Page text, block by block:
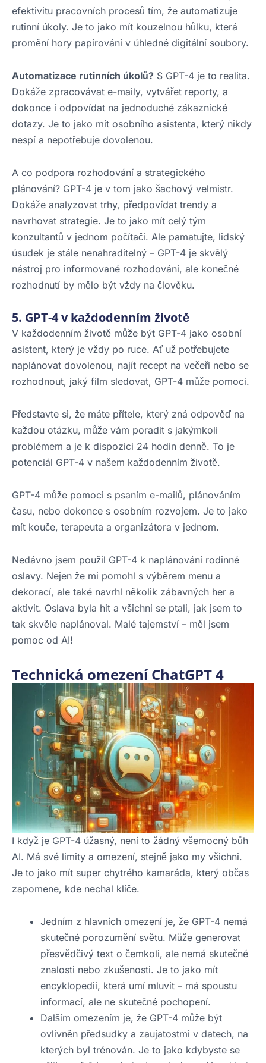
efektivitu pracovních procesů tím, že automatizuje
rutinní úkoly. Je to jako mít kouzelnou hůlku, která
promění hory papírování v úhledné digitální soubory.
Automatizace rutinních úkolů? S GPT-4 je to realita.
Dokáže zpracovávat e-maily, vytvářet reporty, a
dokonce i odpovídat na jednoduché zákaznické
dotazy. Je to jako mít osobního asistenta, který nikdy
nespí a nepotřebuje dovolenou.
A co podpora rozhodování a strategického
plánování? GPT-4 je v tom jako šachový velmistr.
Dokáže analyzovat trhy, předpovídat trendy a
navrhovat strategie. Je to jako mít celý tým
konzultantů v jednom počítači. Ale pamatujte, lidský
úsudek je stále nenahraditelný – GPT-4 je skvělý
nástroj pro informované rozhodování, ale konečné
rozhodnutí by mělo být vždy na člověku.
5. GPT-4 v každodenním životě
V každodenním životě může být GPT-4 jako osobní
asistent, který je vždy po ruce. Ať už potřebujete
naplánovat dovolenou, najít recept na večeři nebo se
rozhodnout, jaký film sledovat, GPT-4 může pomoci.
Představte si, že máte přítele, který zná odpověď na
každou otázku, může vám poradit s jakýmkoli
problémem a je k dispozici 24 hodin denně. To je
potenciál GPT-4 v našem každodenním životě.
GPT-4 může pomoci s psaním e-mailů, plánováním
času, nebo dokonce s osobním rozvojem. Je to jako
mít kouče, terapeuta a organizátora v jednom.
Nedávno jsem použil GPT-4 k naplánování rodinné
oslavy. Nejen že mi pomohl s výběrem menu a
dekorací, ale také navrhl několik zábavných her a
aktivit. Oslava byla hit a všichni se ptali, jak jsem to
tak skvěle naplánoval. Malé tajemství – měl jsem
pomoc od AI!
Technická omezení ChatGPT 4
I když je GPT-4 úžasný, není to žádný všemocný bůh
AI. Má své limity a omezení, stejně jako my všichni.
Je to jako mít super chytrého kamaráda, který občas
zapomene, kde nechal klíče.
Jedním z hlavních omezení je, že GPT-4 nemá
skutečné porozumění světu. Může generovat
přesvědčivý text o čemkoli, ale nemá skutečné
znalosti nebo zkušenosti. Je to jako mít
encyklopedii, která umí mluvit – má spoustu
informací, ale ne skutečné pochopení.
Dalším omezením je, že GPT-4 může být
ovlivněn předsudky a zaujatostmi v datech, na
kterých byl trénován. Je to jako kdybyste se